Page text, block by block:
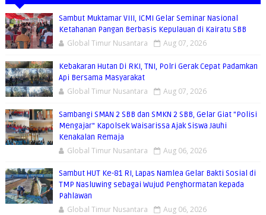
Sambut Muktamar VIII, ICMI Gelar Seminar Nasional
Ketahanan Pangan Berbasis Kepulauan di Kairatu SBB
Global Timur Nusantara Aug 07, 2026
Kebakaran Hutan Di RKI, TNI, Polri Gerak Cepat Padamkan
Api Bersama Masyarakat
Global Timur Nusantara Aug 07, 2026
Sambangi SMAN 2 SBB dan SMKN 2 SBB, Gelar Giat "Polisi
Mengajar" Kapolsek Waisarissa Ajak Siswa Jauhi
Kenakalan Remaja
Global Timur Nusantara Aug 06, 2026
Sambut HUT Ke-81 RI, Lapas Namlea Gelar Bakti Sosial di
TMP Nasluwing sebagai Wujud Penghormatan kepada
Pahlawan
Global Timur Nusantara Aug 06, 2026